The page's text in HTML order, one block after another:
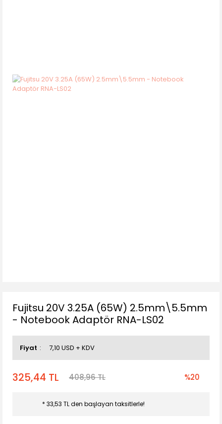
Fujitsu 20V 3.25A (65W) 2.5mm\5.5mm
- Notebook Adaptör RNA-LS02
Fiyat 7,10 USD + KDV
325,44 TL 408,96 TL %20
* 33,53 TL den başlayan taksitlerle!